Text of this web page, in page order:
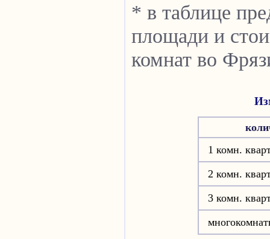
* в таблице
площади и
комнат во
1 комн.
2 комн.
3 комн.